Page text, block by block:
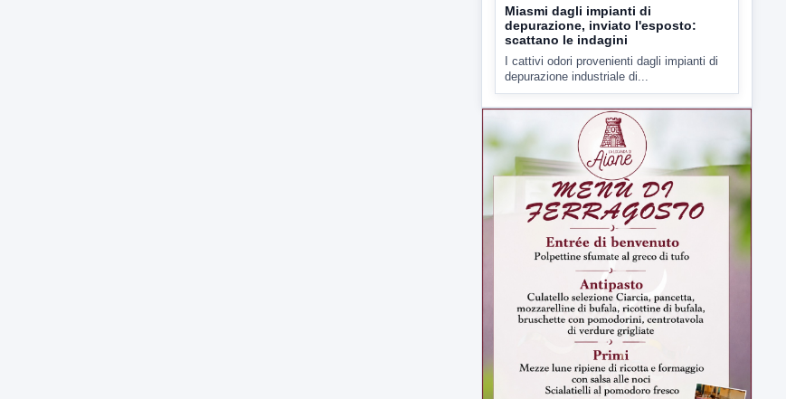
7 AGOSTO 2026 CRONACA
Miasmi dagli impianti di
depurazione, inviato l'esposto:
scattano le indagini
I cattivi odori provenienti dagli impianti di
depurazione industriale di...